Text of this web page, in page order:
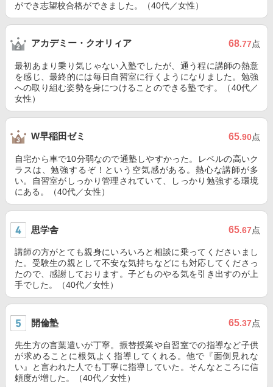
ができ志望校合格ができました。（40代／女性）
アカデミー・クオリィア 68.77点
最初あまり乗り気じゃない入塾でしたが、通う程に講師の熱意
を感じ、最終的には毎日自習室に行くようになりました。勉強
への取り組む姿勢を身につけることのできる塾です。（40代／
女性）
W早稲田ゼミ 65.90点
自宅から車で10分弱なので通塾しやすかった。レベルの高いク
ラスは、勉強するぞ！という空気感がある。熱心な講師が多
い。自習室がしっかり管理されていて、しっかり勉強する環境
にある。（40代／女性）
思学舎 65.67点
講師の方がとても親身にいろいろと相談に乗ってくださいまし
た。受験生の親として不安な気持ちなどにも対応してくださっ
たので、感謝しております。子どものやる気を引き出すのが上
手でした。（40代／女性）
開倫塾 65.37点
先生方の言葉遣いが丁寧。振替授業や自習室での指導など子供
が求めることに根気よく指導してくれる。他で『面倒見れな
い』と言われた人でも丁寧に指導していた。そんなところに信
頼度が増した。（40代／女性）